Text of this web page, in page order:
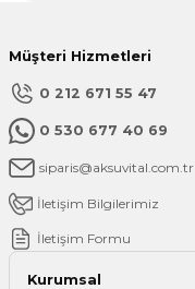
Müşteri Hizmetleri
0 212 671 55 47
0 530 677 40 69
siparis@aksuvital.com.tr
İletişim Bilgilerimiz
İletişim Formu
Kurumsal